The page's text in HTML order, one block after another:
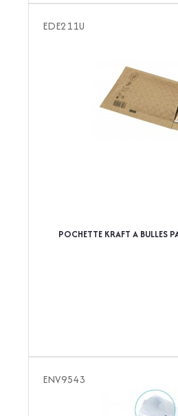
EDE211U
POCHETTE KRAFT A BULLES
ENV9543